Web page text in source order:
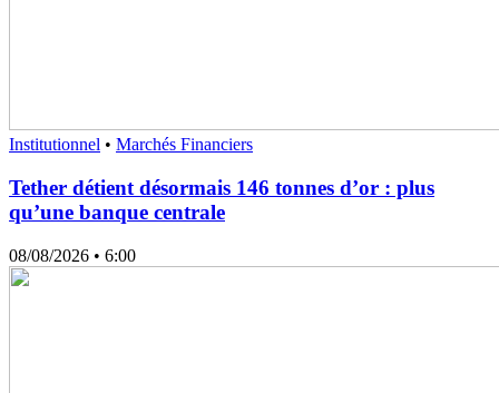
Institutionnel • Marchés Financiers
Tether détient désormais 146 tonnes d’or : plus
qu’une banque centrale
08/08/2026 • 6:00